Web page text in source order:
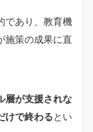
であり、教育機
施策の成果に直
層が支援されな
けで終わるとい